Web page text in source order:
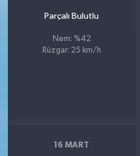
Parçalı Bulutlu
Nem: %42
Rüzgar: 25 km/h
16 MART